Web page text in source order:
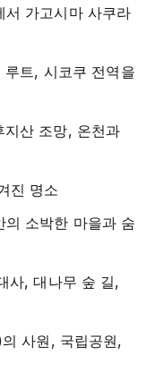
가고시마 사쿠라
트, 시코쿠 전역을
산 조망, 온천과
진 명소
소박한 마을과 숨
사, 대나무 숲 길,
사원, 국립공원,